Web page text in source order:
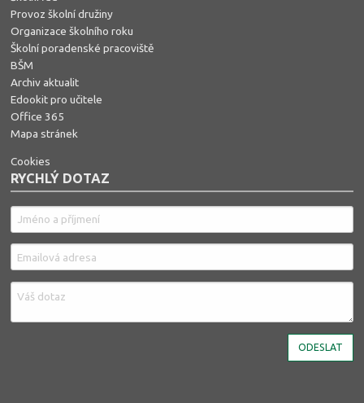
Provoz školní družiny
Organizace školního roku
Školní poradenské pracoviště
BŠM
Archiv aktualit
Edookit pro učitele
Office 365
Mapa stránek
Cookies
RYCHLÝ DOTAZ